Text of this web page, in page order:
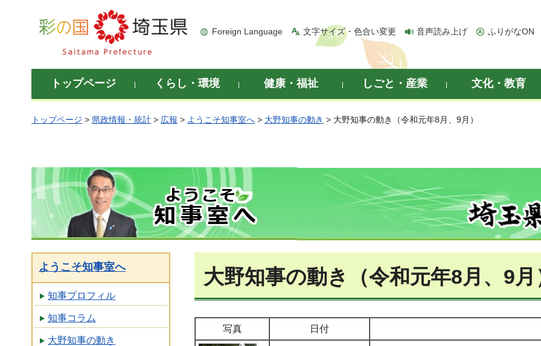
彩の国 埼玉県
Foreign Language 文字サイズ・色合い変更 音声読み上げ ふりがなON
トップページ くらし・環境 健康・福祉 しごと・産業 文化・教育
トップページ > 県政情報・統計 > 広報 > ようこそ知事室へ > 大野知事の動き > 大野知事の動き（令和元年8月、9月）
ようこそ知事室へ
知事プロフィル
知事コラム
大野知事の動き
大野知事の動き（令和元年8月、9月
写真 日付